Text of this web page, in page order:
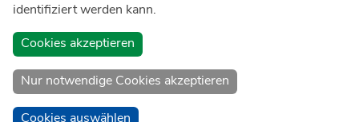
Spenden Sie online an das Universitätsklinikum Bonn
identifiziert werden kann.
Cookies akzeptieren
Nur notwendige Cookies akzeptieren
Cookies auswählen